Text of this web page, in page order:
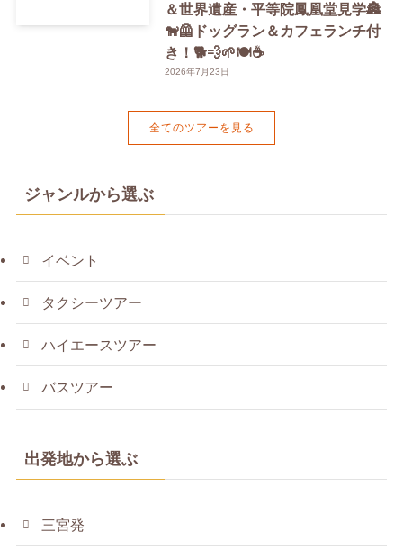
＆世界遺産・平等院鳳凰堂見学🏯
🐕‍🦺ドッグラン＆カフェランチ付
き！🐕💨🌱🍽️☕️
2026年7月23日
全てのツアーを見る
ジャンルから選ぶ
イベント
タクシーツアー
ハイエースツアー
バスツアー
出発地から選ぶ
三宮発